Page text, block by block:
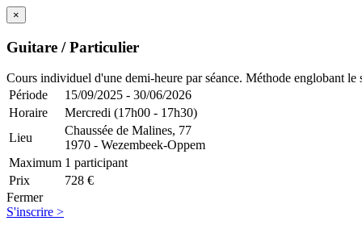
×
Guitare / Particulier
Cours individuel d'une demi-heure par séance. Méthode englobant
Période
15/09/2025 - 30/06/2026
Horaire
Mercredi (17h00 - 17h30)
Lieu
Chaussée de Malines, 77
1970 - Wezembeek-Oppem
Maximum 1 participant
Prix
728 €
Fermer
S'inscrire >